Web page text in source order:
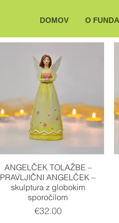
DOMOV O
Quick View
ANGELČEK TOLAŽBE –
PRAVLJIČNI ANGELČEK –
skulptura z globokim
sporočilom
Price
€32.00